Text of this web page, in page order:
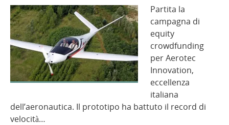
Partita la
campagna di
equity
crowdfunding
per Aerotec
Innovation,
eccellenza
italiana
dell’aeronautica. Il prototipo ha battuto il record di
velocità…